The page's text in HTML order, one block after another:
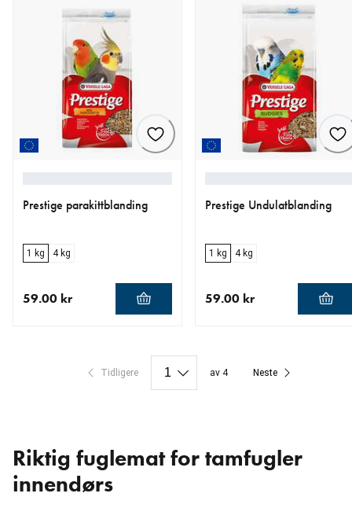
Prestige parakittblanding
1 kg 4 kg
59.00 kr
Prestige Undulatblanding
1 kg 4 kg
59.00 kr
Tidligere av 4 Neste
Riktig fuglemat for tamfugler
innendørs